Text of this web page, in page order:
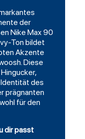
der
Nike Max 90
Ton bildet
Akzente
Diese
des
prägnanten
für den
dir passt